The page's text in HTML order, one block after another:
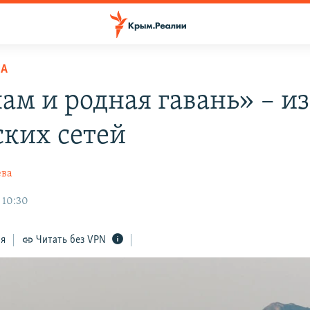
и родная гавань» – из
сетей
Читать без VPN